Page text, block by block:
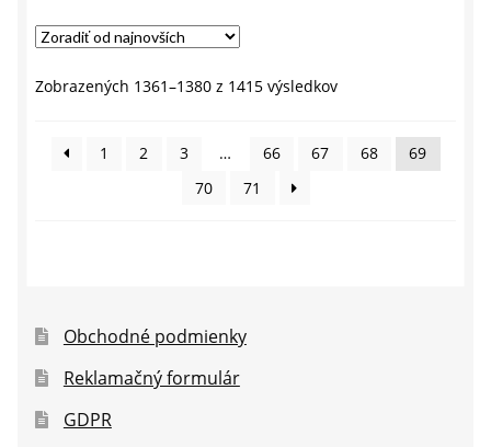
Zobrazených 1361–1380 z 1415 výsledkovZoradené
najnovších
1
2 3 … 66 67 68
69
70
71
Obchodné podmienky
Reklamačný formulár
GDPR